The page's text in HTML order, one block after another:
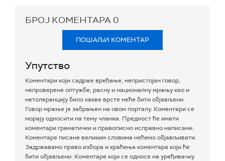
БРОЈ КОМЕНТАРА0
ПОШАЉИ КОМЕНТАР
Упутство
Коментари који садрже вређање, непристојан говор,
непроверене оптужбе, расну и националну мржњу као и
нетолеранцију било какве врсте неће бити објављени.
Говор мржње је забрањен на овом порталу. Коментари се
морају односити на тему чланка. Предност ће имати
коментари граматички и правописно исправно написани.
Коментаре писане великим словима нећемо објављивати.
Задржавамо право избора и краћења коментара који ће
бити објављени. Коментаре који се односе на уређивачку